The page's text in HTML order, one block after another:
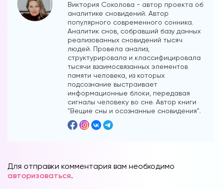
Виктория Соколова - автор проекта об
аналитике сновидений. Автор
популярного современного сонника.
Аналитик снов, собравший базу данных
реализованных сновидений тысяч
людей. Провела анализ,
структурировала и классифицировала
тысячи взаимосвязанных элементов
памяти человека, из которых
подсознание выстраивает
информационные блоки, передавая
сигналы человеку во сне. Автор книги
"Вещие сны и осознанные сновидения".
Для отправки комментария вам необходимо
авторизоваться.